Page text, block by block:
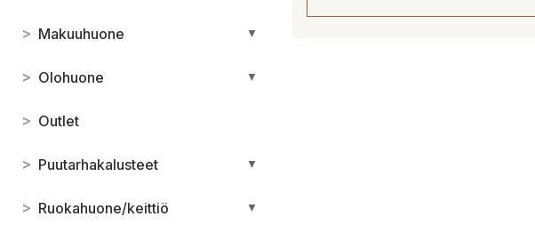
> Makuuhuone ▼
> Olohuone ▼
> Outlet
> Puutarhakalusteet ▼
> Ruokahuone/keittiö ▼